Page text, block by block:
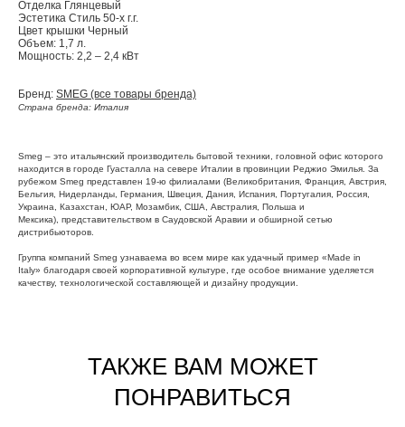
Отделка Глянцевый
Эстетика Стиль 50-х г.г.
Цвет крышки Черный
Объем: 1,7 л.
Мощность: 2,2 – 2,4 кВт
Бренд: SMEG (все товары бренда)
Страна бренда: Италия
Smeg – это итальянский производитель бытовой техники, головной офис которого
находится в городе Гуасталла на севере Италии в провинции Реджио Эмилья. За
рубежом Smeg представлен 19-ю филиалами (Великобритания, Франция, Австрия,
Бельгия, Нидерланды, Германия, Швеция, Дания, Испания, Португалия, Россия,
Украина, Казахстан, ЮАР, Мозамбик, США, Австралия, Польша и
Мексика), представительством в Саудовской Аравии и обширной сетью
дистрибьюторов.
Группа компаний Smeg узнаваема во всем мире как удачный пример «Made in
Italy» благодаря своей корпоративной культуре, где особое внимание уделяется
качеству, технологической составляющей и дизайну продукции.
ТАКЖЕ ВАМ МОЖЕТ
ПОНРАВИТЬСЯ